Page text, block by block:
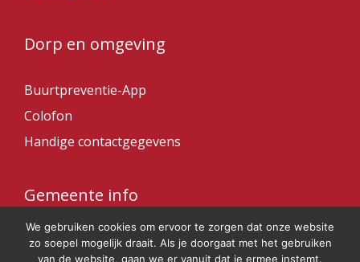
Dorp en omgeving
Buurtpreventie-App
Colofon
Handige contactgegevens
Gemeente info
Gemeente Veendam
We gebruiken cookies om ervoor te zorgen dat onze website
zo soepel mogelijk draait. Als je doorgaat met het gebruiken
van de website, gaan we er vanuit dat je ermee instemt.